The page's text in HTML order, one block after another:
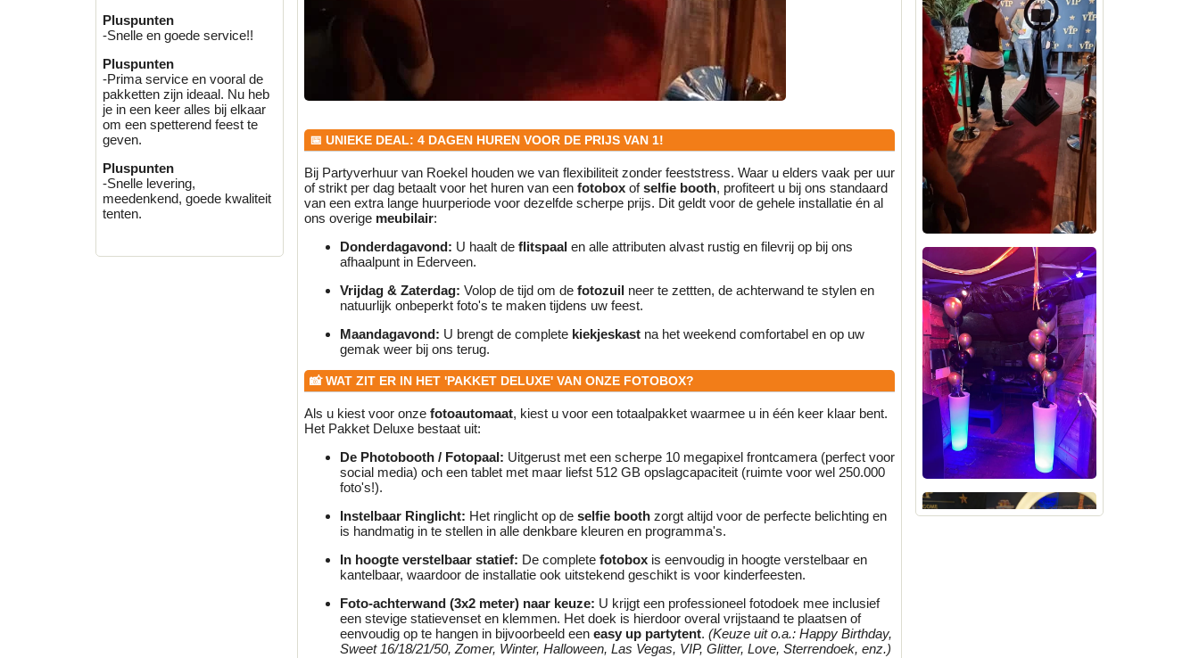
Pluspunten
-Snelle en goede service!!
Pluspunten
-Prima service en vooral de
pakketten zijn ideaal. Nu heb
je in een keer alles bij elkaar
om een spetterend feest te
geven.
Pluspunten
-Snelle levering,
meedenkend, goede kwaliteit
tenten.
📅 UNIEKE DEAL: 4 DAGEN HUREN VOOR DE PRIJS VAN 1!
Bij Partyverhuur van Roekel houden we van flexibiliteit zonder feeststress. Waar u elders vaak per uur
of strikt per dag betaalt voor het huren van een fotobox ofselfie booth, profiteert u bij ons standaard
van een extra lange huurperiode voor dezelfde scherpe prijs. Dit geldt voor de gehele installatie én al
ons overige meubilair:
Donderdagavond: U haalt de flitspaal en alle attributen alvast rustig en filevrij op bij ons
afhaalpunt in Ederveen.
Vrijdag & Zaterdag: Volop de tijd om de fotozuil neer te zettten, de achterwand te stylen en
natuurlijk onbeperkt foto's te maken tijdens uw feest.
Maandagavond: U brengt de complete kiekjeskast na het weekend comfortabel en op uw
gemak weer bij ons terug.
📸 WAT ZIT ER IN HET 'PAKKET DELUXE' VAN ONZE FOTOBOX?
Als u kiest voor onze fotoautomaat, kiest u voor een totaalpakket waarmee u in één keer klaar bent.
Het Pakket Deluxe bestaat uit:
De Photobooth / Fotopaal: Uitgerust met een scherpe 10 megapixel frontcamera (perfect voor
social media) och een tablet met maar liefst 512 GB opslagcapaciteit (ruimte voor wel 250.000
foto's!).
Instelbaar Ringlicht: Het ringlicht op de selfie booth zorgt altijd voor de perfecte belichting en
is handmatig in te stellen in alle denkbare kleuren en programma's.
In hoogte verstelbaar statief: De complete fotobox is eenvoudig in hoogte verstelbaar en
kantelbaar, waardoor de installatie ook uitstekend geschikt is voor kinderfeesten.
Foto-achterwand (3x2 meter) naar keuze: U krijgt een professioneel fotodoek mee inclusief
een stevige statievenset en klemmen. Het doek is hierdoor overal vrijstaand te plaatsen of
eenvoudig op te hangen in bijvoorbeeld een easy up partytent. (Keuze uit o.a.: Happy Birthday,
Sweet 16/18/21/50, Zomer, Winter, Halloween, Las Vegas, VIP, Glitter, Love, Sterrendoek, enz.)